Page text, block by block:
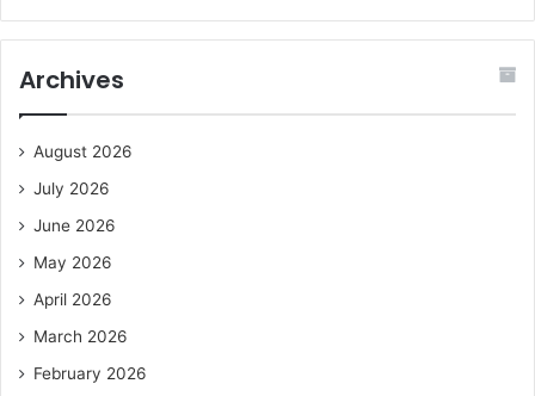
Archives
August 2026
July 2026
June 2026
May 2026
April 2026
March 2026
February 2026